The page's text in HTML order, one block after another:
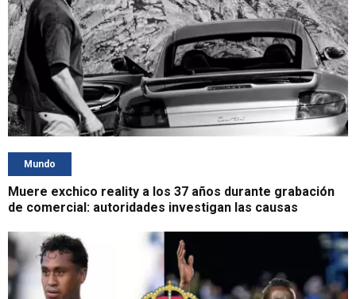
Mundo
Muere exchico reality a los 37 años durante grabación
de comercial: autoridades investigan las causas